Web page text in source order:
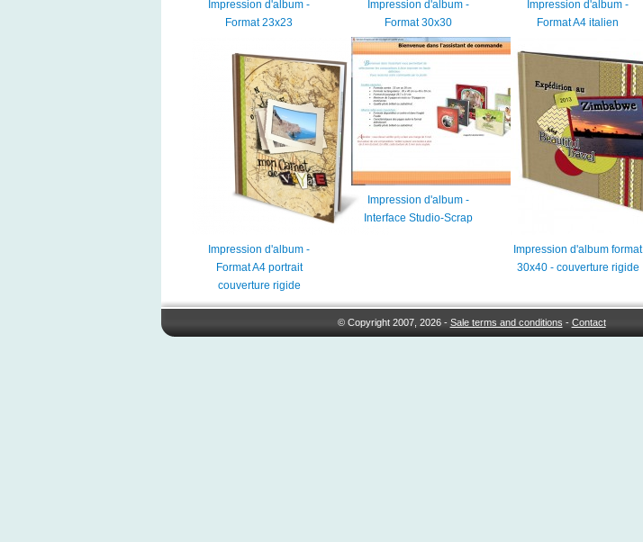
Impression d'album -
Format 23x23
Impression d'album -
Format 30x30
Impression d'album -
Format A4 italien
Impression d'album -
Format A4 portrait
couverture rigide
Impression d'album -
Interface Studio-Scrap
Impression d'album format
30x40 - couverture rigide
© Copyright 2007, 2026 - Sale terms and conditions - Contact